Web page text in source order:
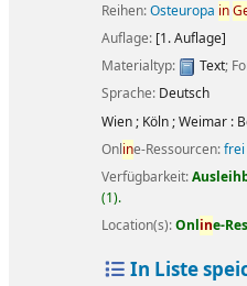
Reihen:Osteuropa in
Auflage: [1. Auflage]
Materialtyp:
Text;
Sprache: Deutsch
Wien ; Köln ; Weimar :
Online-Ressourcen:frei
Verfügbarkeit:
(1).
Location(s):Online-
In Liste